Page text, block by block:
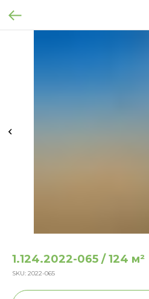
1.124.2022-065 / 124 м²
SKU: 2022-065